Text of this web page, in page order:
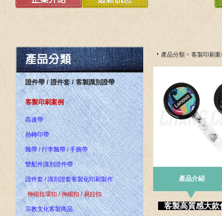
證件帶 / 證件套 / 客製識別證帶
客製印刷案例
高速帶
熱轉印帶
飄帶 / 行李飄帶 / 手腕帶
雙配件識別證件帶
證件套 / 識別證套客製化印刷製作
伸縮拉環扣 / 伸縮扣 / 易拉扣
宗教文化客製商品
產品分類 > 客製印刷
產品介紹
客製高質感大款